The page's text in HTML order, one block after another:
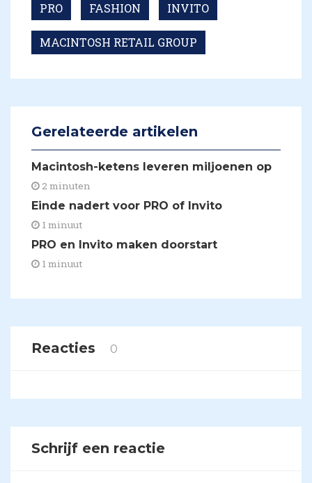
PRO FASHION INVITO
MACINTOSH RETAIL GROUP
Gerelateerde artikelen
​Macintosh-ketens leveren miljoenen op
2 minuten
​Einde nadert voor PRO of Invito
1 minuut
​PRO en Invito maken doorstart
1 minuut
Reacties 0
Schrijf een reactie